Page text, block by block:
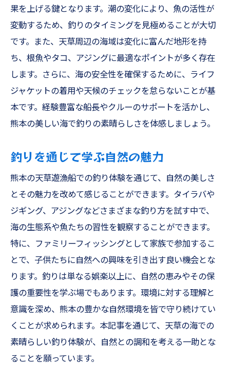
果を上げる鍵となります。潮の変化により、魚の活性が
変動するため、釣りのタイミングを見極めることが大切
です。また、天草周辺の海域は変化に富んだ地形を持
ち、根魚やタコ、アジングに最適なポイントが多く存在
します。さらに、海の安全性を確保するために、ライフ
ジャケットの着用や天候のチェックを怠らないことが基
本です。経験豊富な船長やクルーのサポートを活かし、
熊本の美しい海で釣りの素晴らしさを体感しましょう。
釣りを通じて学ぶ自然の魅力
熊本の天草遊漁船での釣り体験を通じて、自然の美しさ
とその魅力を改めて感じることができます。タイラバや
ジギング、アジングなどさまざまな釣り方を試す中で、
海の生態系や魚たちの習性を観察することができます。
特に、ファミリーフィッシングとして家族で参加するこ
とで、子供たちに自然への興味を引き出す良い機会とな
ります。釣りは単なる娯楽以上に、自然の恵みやその保
護の重要性を学ぶ場でもあります。環境に対する理解と
意識を深め、熊本の豊かな自然環境を皆で守り続けてい
くことが求められます。本記事を通じて、天草の海での
素晴らしい釣り体験が、自然との調和を考える一助とな
ることを願っています。